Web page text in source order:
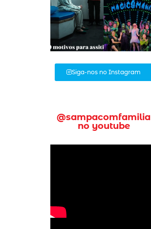
Siga-nos no Instagram
@sampacomfamilia
no youtube